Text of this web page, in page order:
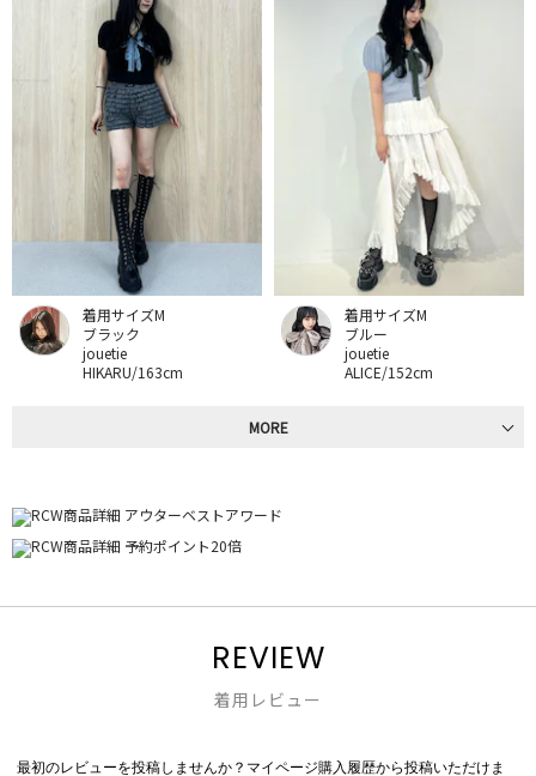
着用サイズM
ブラック
jouetie
HIKARU/163cm
着用サイズM
ブルー
jouetie
ALICE/152cm
MORE
REVIEW
着用レビュー
最初のレビューを投稿しませんか？マイページ購入履歴から投稿いただけま